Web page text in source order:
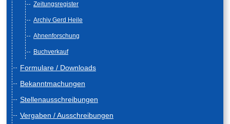
Zeitungsregister
Archiv Gerd Heile
Ahnenforschung
Buchverkauf
Formulare / Downloads
Bekanntmachungen
Stellenausschreibungen
Vergaben / Ausschreibungen